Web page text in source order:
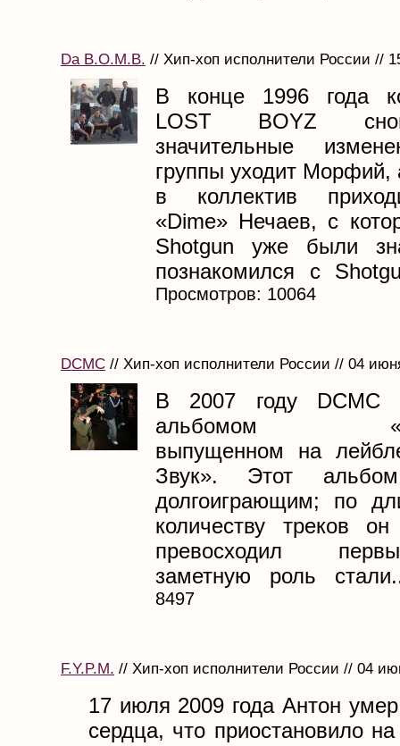
Da B.O.M.B. // Хип-хоп исполнители России //
В конце 1996 года
LOST BOYZ
значительные
группы уходит Морфий,
в коллектив
«Dime» Нечаев, с
Shotgun уже были
познакомился с
Просмотров: 10064
DCMC // Хип-хоп исполнители России // 04
В 2007 году DCMC
альбомом
выпущенном на
Звук». Этот
долгоиграющим; по
количеству треков
превосходил
заметную роль
8497
F.Y.P.M. // Хип-хоп исполнители России // 04
17 июля 2009 года Антон умер
сердца, что приостановило